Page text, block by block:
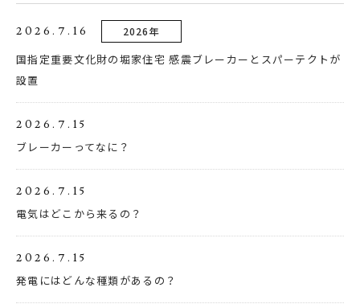
2026.7.16 2026年
国指定重要文化財の堀家住宅 感震ブレーカーとスパーテクトが
設置
2026.7.15
ブレーカーってなに？
2026.7.15
電気はどこから来るの？
2026.7.15
発電にはどんな種類があるの？